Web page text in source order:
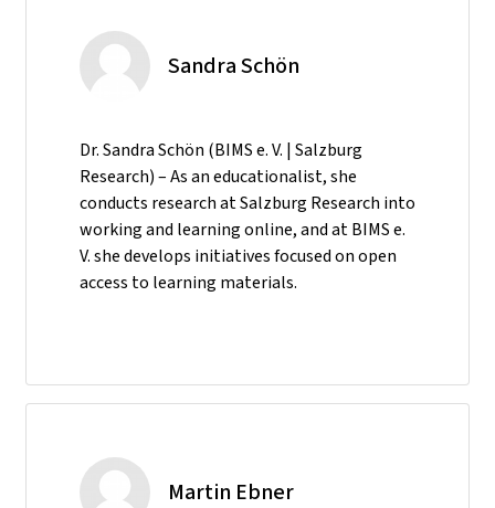
Sandra Schön
Dr. Sandra Schön (BIMS e. V. | Salzburg
Research) – As an educationalist, she
conducts research at Salzburg Research into
working and learning online, and at BIMS e.
V. she develops initiatives focused on open
access to learning materials.
Martin Ebner